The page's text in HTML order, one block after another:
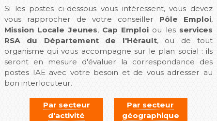
Si les postes ci-dessous vous intéressent, vous devez
vous rapprocher de votre conseiller Pôle Emploi,
Mission Locale Jeunes, Cap Emploi ou les services
RSA du Département de l'Hérault, ou de tout
organisme qui vous accompagne sur le plan social : ils
seront en mesure d'évaluer la correspondance des
postes IAE avec votre besoin et de vous adresser au
bon interlocuteur.
Par secteur
d'activité
Par secteur
géographique